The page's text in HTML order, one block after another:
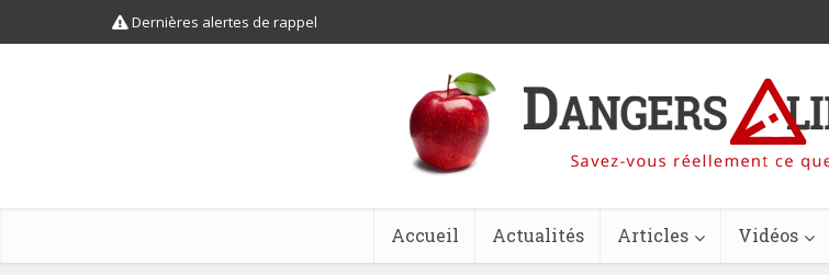
Dernières alertes de rappel
Accueil Actualités Articles Vidéos